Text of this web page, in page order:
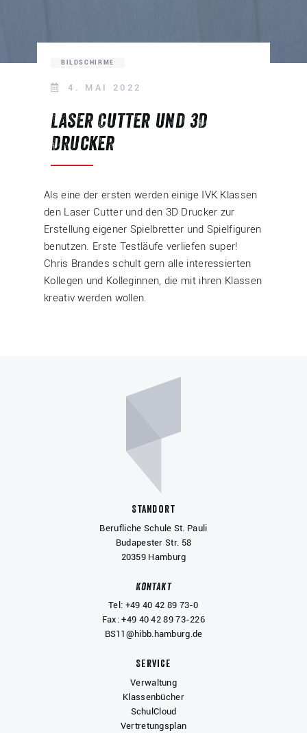
BILDSCHIRME
4. MAI 2022
Laser Cutter und 3D
Drucker
Als eine der ersten werden einige IVK Klassen
den Laser Cutter und den 3D Drucker zur
Erstellung eigener Spielbretter und Spielfiguren
benutzen. Erste Testläufe verliefen super!
Chris Brandes schult gern alle interessierten
Kollegen und Kolleginnen, die mit ihren Klassen
kreativ werden wollen.
Standort
Berufliche Schule St. Pauli
Budapester Str. 58
20359 Hamburg
Kontakt
Tel: +49 40 42 89 73-0
Fax: +49 40 42 89 73-226
BS11@hibb.hamburg.de
Service
Verwaltung
Klassenbücher
SchulCloud
Vertretungsplan